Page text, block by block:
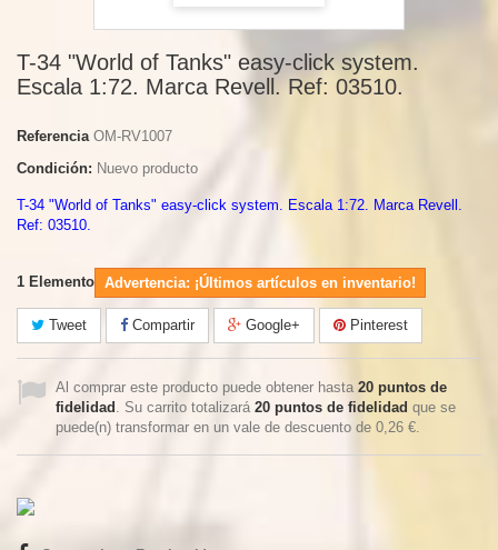
T-34 "World of Tanks" easy-click system.
Escala 1:72. Marca Revell. Ref: 03510.
Referencia OM-RV1007
Condición: Nuevo producto
T-34 "World of Tanks" easy-click system. Escala 1:72. Marca Revell.
Ref: 03510.
1 Elemento Advertencia: ¡Últimos artículos en inventario!
Tweet Compartir Google+ Pinterest
Al comprar este producto puede obtener hasta 20 puntos de
fidelidad . Su carrito totalizará 20 puntos de fidelidad que se
puede(n) transformar en un vale de descuento de 0,26 €.